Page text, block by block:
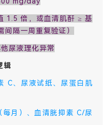
1.5 倍，或血清肌酐 ≥ 基
隔一周重复验证）
尿液理化异常
辑
C、尿液试纸、尿蛋白肌
每月）、血清胱抑素 C/尿